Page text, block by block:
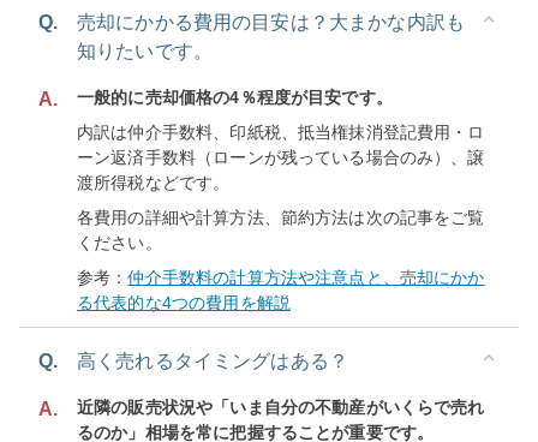
Q.
売却にかかる費用の目安は？大まかな内訳も
知りたいです。
A.
一般的に売却価格の4％程度が目安です。
内訳は仲介手数料、印紙税、抵当権抹消登記費用・ロ
ーン返済手数料（ローンが残っている場合のみ）、譲
渡所得税などです。
各費用の詳細や計算方法、節約方法は次の記事をご覧
ください。
参考：仲介手数料の計算方法や注意点と、売却にかか
る代表的な4つの費用を解説
Q. 高く売れるタイミングはある？
A.
近隣の販売状況や「いま自分の不動産がいくらで売れ
るのか」相場を常に把握することが重要です。